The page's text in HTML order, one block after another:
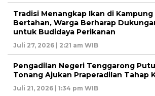
Tradisi Menangkap Ikan di Kampung
Bertahan, Warga Berharap
untuk Budidaya Perikanan
Juli 27, 2026 | 2:21 am WIB
Pengadilan Negeri Tenggarong
Tonang Ajukan Praperadilan Tahap
Juli 21, 2026 | 1:34 pm WIB